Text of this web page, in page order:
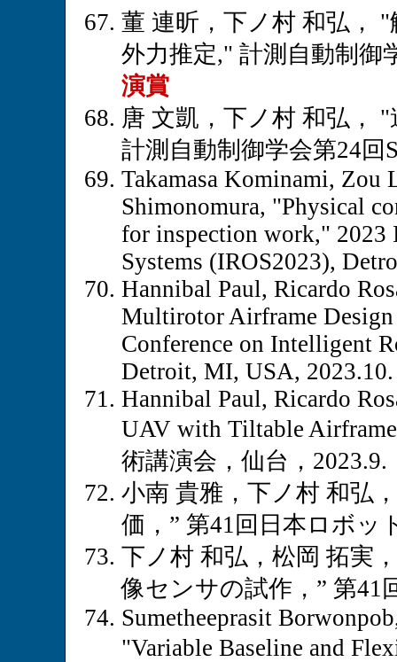
董 連昕，下ノ村 和弘，
外力推定," 計測自動制御
演賞
唐 文凱，下ノ村 和弘，
計測自動制御学会第24回
Takamasa Kominami, Zou
Shimonomura, "Physical
for inspection work," 2023
Systems (IROS2023),
Hannibal Paul, Ricardo
Multirotor Airframe
Conference on Intelligent
Detroit, MI, USA, 2023.10.
Hannibal Paul, Ricardo
UAV with Tiltable
術講演会，仙台，2023.9.
小南 貴雅，下ノ村 和弘
価，” 第41回日本ロボッ
下ノ村 和弘，松岡 拓実
像センサの試作，” 第41
Sumetheeprasit
"Variable Baseline and